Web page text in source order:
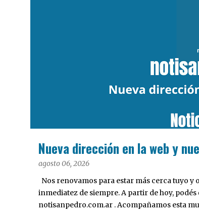
Nueva dirección en la web y
agosto 06, 2026
Nos renovamos para estar más cerca tuyo
inmediatez de siempre. A partir de hoy,
notisanpedro.com.ar . Acompañamos esta